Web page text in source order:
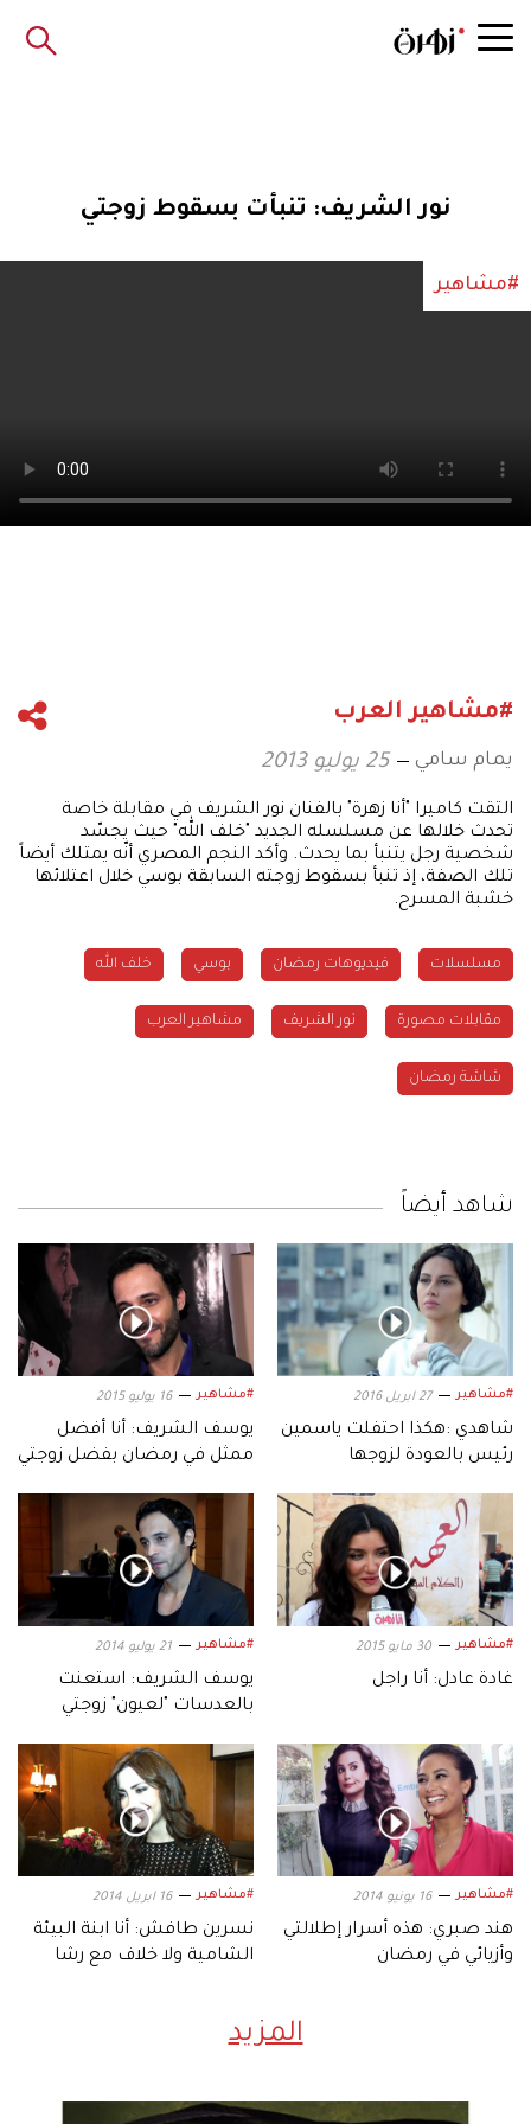
نور الشريف: تنبأت بسقوط زوجتي
#مشاهير
#مشاهير العرب
يمام سامي 25 يوليو 2013
التقت كاميرا "أنا زهرة" بالفنان نور الشريف في مقابلة خاصة
تحدث خلالها عن مسلسله الجديد "خلف الله" حيث يجسّد
شخصية رجل يتنبأ بما يحدث. وأكد النجم المصري أنّه يمتلك أيضاً
تلك الصفة، إذ تنبأ بسقوط زوجته السابقة بوسي خلال اعتلائها
خشبة المسرح.
مسلسلات فيديوهات رمضان بوسي خلف الله
مقابلات مصورة نور الشريف مشاهير العرب
شاشة رمضان
شاهد أيضاً
#مشاهير 27 ابريل 2016
شاهدي :هكذا احتفلت ياسمين
رئيس بالعودة لزوجها
#مشاهير 16 يوليو 2015
يوسف الشريف: أنا أفضل
ممثل في رمضان بفضل زوجتي
#مشاهير 30 مايو 2015
غادة عادل: أنا راجل
#مشاهير 21 يوليو 2014
يوسف الشريف: استعنت
بالعدسات "لعيون" زوجتي
#مشاهير 16 يونيو 2014
هند صبري: هذه أسرار إطلالتي
وأزيائي في رمضان
#مشاهير 16 ابريل 2014
نسرين طافش: أنا ابنة البيئة
الشامية ولا خلاف مع رشا
المزيد